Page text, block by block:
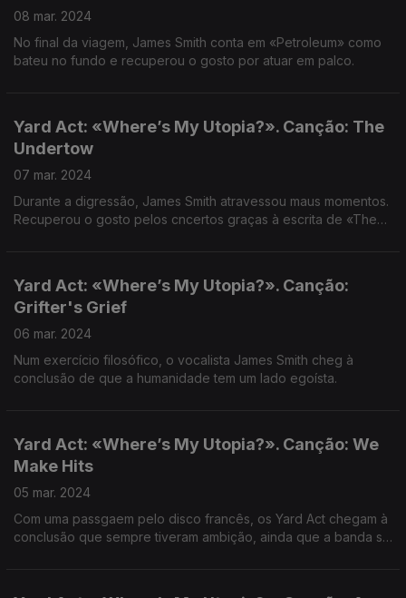
08 mar. 2024
No final da viagem, James Smith conta em «Petroleum» como
bateu no fundo e recuperou o gosto por atuar em palco.
Yard Act: «Where’s My Utopia?». Canção: The
Undertow
07 mar. 2024
Durante a digressão, James Smith atravessou maus momentos.
Recuperou o gosto pelos cncertos graças à escrita de «The
Yard Act: «Where’s My Utopia?». Canção:
Grifter's Grief
06 mar. 2024
Num exercício filosófico, o vocalista James Smith cheg à
conclusão de que a humanidade tem um lado egoísta.
Yard Act: «Where’s My Utopia?». Canção: We
Make Hits
05 mar. 2024
Com uma passgaem pelo disco francês, os Yard Act chegam à
conclusão que sempre tiveram ambição, ainda que a banda se